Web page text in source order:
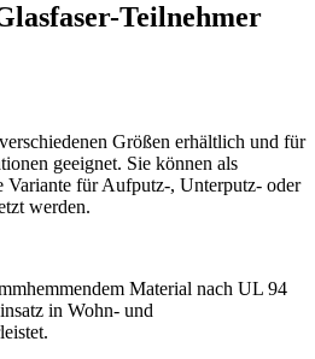
Teilnehmer
Größen erhältlich und für
geeignet. Sie können als
Variante für Aufputz-, Unterputz- oder
werden.
Material nach UL 94
in Wohn- und